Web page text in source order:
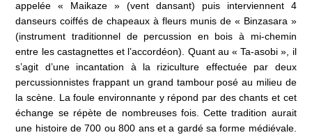
appelée « Maikaze » (vent dansant) puis interviennent 4
danseurs coiffés de chapeaux à fleurs munis de « Binzasara »
(instrument traditionnel de percussion en bois à mi-chemin
entre les castagnettes et l’accordéon). Quant au « Ta-asobi », il
s’agit d’une incantation à la riziculture effectuée par deux
percussionnistes frappant un grand tambour posé au milieu de
la scène. La foule environnante y répond par des chants et cet
échange se répète de nombreuses fois. Cette tradition aurait
une histoire de 700 ou 800 ans et a gardé sa forme médiévale.